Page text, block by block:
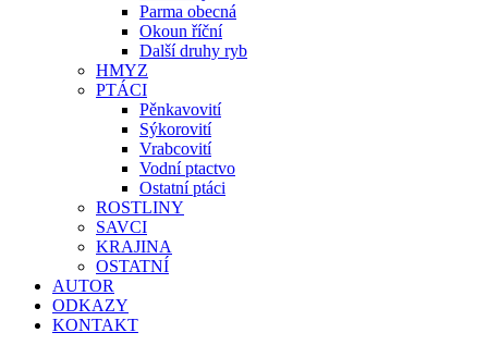
Parma obecná
Okoun říční
Další druhy ryb
HMYZ
PTÁCI
Pěnkavovití
Sýkorovití
Vrabcovití
Vodní ptactvo
Ostatní ptáci
ROSTLINY
SAVCI
KRAJINA
OSTATNÍ
AUTOR
ODKAZY
KONTAKT